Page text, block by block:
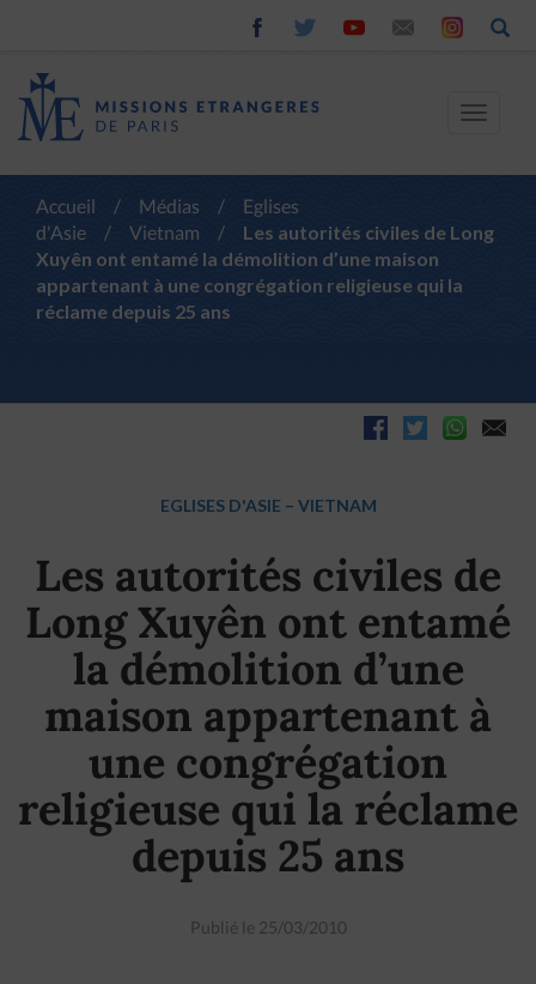
Toggle
Accueil / Médias /
Eglises
d'Asie
/ Vietnam /
Les autorités civiles de Long
Xuyên ont entamé la démolition d’une maison
appartenant à une congrégation religieuse qui la
réclame depuis 25 ans
EGLISES D'ASIE – VIETNAM
Les autorités civiles de
Long Xuyên ont entamé
la démolition d’une
maison appartenant à
une congrégation
religieuse qui la réclame
depuis 25 ans
Publié le 25/03/2010